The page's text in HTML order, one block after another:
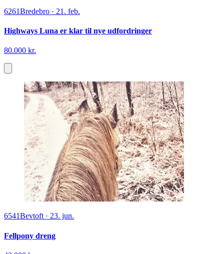
6261Bredebro · 21. feb.
Highways Luna er klar til nye udfordringer
80.000 kr.
6541Bevtoft· 23. jun.
Fellpony dreng